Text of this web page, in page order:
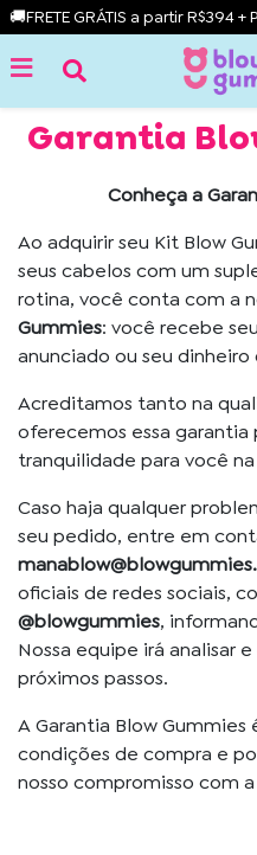
🚚FRETE GRÁTIS a partir R$394
Garantia
Conheça a
Ao adquirir seu Kit Blow
seus cabelos com um
rotina, você conta com a
Gummies: você recebe
anunciado ou seu dinheiro
Acreditamos tanto na
oferecemos essa garantia
tranquilidade para você
Caso haja qualquer
seu pedido, entre em
oficiais de redes sociais,
@blowgummies,
Nossa equipe irá analisar
próximos passos.
A Garantia Blow Gummies
condições de compra e
nosso compromisso com